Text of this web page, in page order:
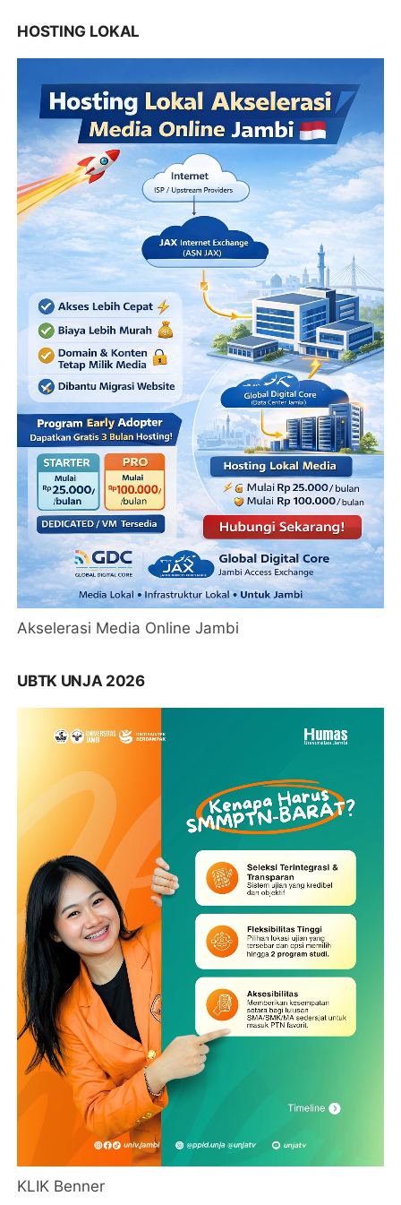
HOSTING LOKAL
Akselerasi Media Online Jambi
UBTK UNJA 2026
KLIK Benner